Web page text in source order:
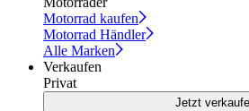
Motorrad kaufen
Motorrad Händler
Alle Marken
Verkaufen
Privat
Jetzt